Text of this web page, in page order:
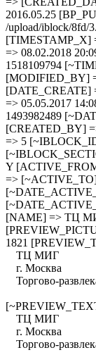
2016.05.25
/upload/iblock/8fd/
[TIMESTAMP_X]
=> 08.02.2018
1518109794
[MODIFIED_BY]
[DATE_CREATE]
=> 05.05.2017
1493982489
[CREATED_BY]
=> 5
Y
=>
[NAME] => ТЦ
1821
ТЦ МИГ
г. Москва
Торгово-
ТЦ МИГ
г. Москва
Торгово-